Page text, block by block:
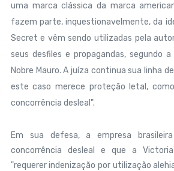
uma marca clássica da marca
fazem parte, inquestionavelmente, da
Secret e vêm sendo utilizadas pela
seus desfiles e propagandas, segundo
Nobre Mauro. A juíza continua sua linha
este caso merece proteção letal,
concorrência desleal".
Em sua defesa, a empresa
concorrência desleal e que a
"requerer indenização por utilização